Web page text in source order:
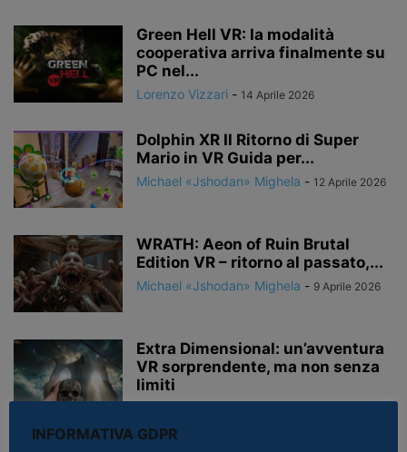
Green Hell VR: la modalità
cooperativa arriva finalmente su
PC nel...
Lorenzo Vizzari - 14 Aprile 2026
Dolphin XR Il Ritorno di Super
Mario in VR Guida per...
Michael «Jshodan» Mighela - 12 Aprile 2026
WRATH: Aeon of Ruin Brutal
Edition VR – ritorno al passato,...
Michael «Jshodan» Mighela - 9 Aprile 2026
Extra Dimensional: un’avventura
VR sorprendente, ma non senza
limiti
INFORMATIVA GDPR